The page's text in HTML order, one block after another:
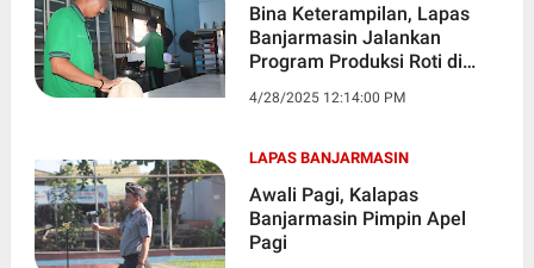
Bina Keterampilan, Lapas
Banjarmasin Jalankan
Program Produksi Roti di
4/28/2025 12:14:00 PM
LAPAS BANJARMASIN
Awali Pagi, Kalapas
Banjarmasin Pimpin Apel
Pagi